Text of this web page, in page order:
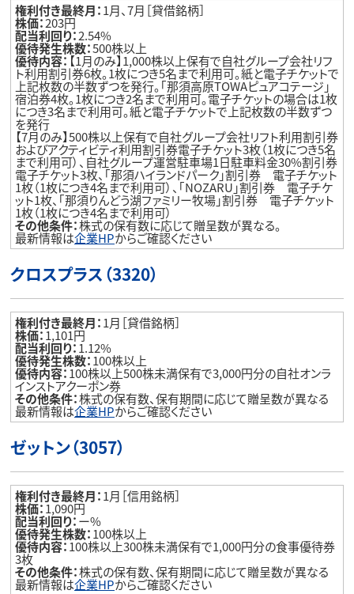
権利付き最終月：1月、7月［貸借銘柄］
株価：203円
配当利回り：2.54%
優待発生株数：500株以上
優待内容：【1月のみ】1,000株以上保有で自社グループ会社リフ
ト利用割引券6枚。1枚につき5名まで利用可。紙と電子チケットで
上記枚数の半数ずつを発行。｢那須高原TOWAピュアコテージ｣
宿泊券4枚。1枚につき2名まで利用可。電子チケットの場合は1枚
につき3名まで利用可。紙と電子チケットで上記枚数の半数ずつ
を発行
【7月のみ】500株以上保有で自社グループ会社リフト利用割引券
およびアクティビティ利用割引券電子チケット3枚（1枚につき5名
まで利用可）、自社グループ運営駐車場1日駐車料金30%割引券
電子チケット3枚、｢那須ハイランドパーク｣割引券 電子チケット
1枚（1枚につき4名まで利用可）、｢NOZARU｣割引券 電子チケ
ット1枚、｢那須りんどう湖ファミリー牧場｣割引券 電子チケット
1枚（1枚につき4名まで利用可）
その他条件：株式の保有数に応じて贈呈数が異なる。
最新情報は企業HPからご確認ください
クロスプラス（3320）
権利付き最終月：1月［貸借銘柄］
株価：1,101円
配当利回り：1.12%
優待発生株数：100株以上
優待内容：100株以上500株未満保有で3,000円分の自社オンラ
インストアクーポン券
その他条件：株式の保有数、保有期間に応じて贈呈数が異なる
最新情報は企業HPからご確認ください
ゼットン（3057）
権利付き最終月：1月［信用銘柄］
株価：1,090円
配当利回り：ー%
優待発生株数：100株以上
優待内容：100株以上300株未満保有で1,000円分の食事優待券
3枚
その他条件：株式の保有数、保有期間に応じて贈呈数が異なる
最新情報は企業HPからご確認ください